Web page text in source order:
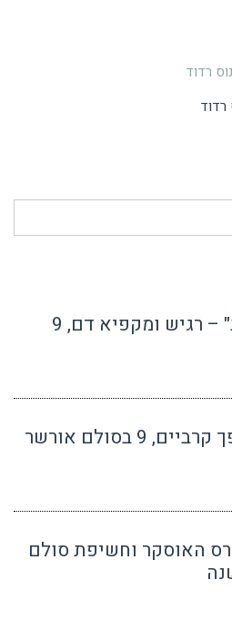
רדוד
"נשים מתות מהלכות" – רגיש ומקפיא דם, 9
"עוזרת אישית" – הופך קרביים, 9 בסולם אורשר
האוסקר וחשיפת סולם